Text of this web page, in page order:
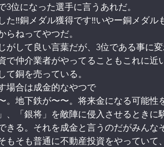
3位になった選手に言うあれだ。
た‼︎銅メダル獲得です‼︎いやー銅メダル
らねってやつだ。
がして良い言葉だが、3位である事に変
で仲介業者がやってることもこれに近
て銅を売っている。
場合は成金的なやつで
。地下鉄が〜〜。将来金になる可能性
、「銀将」を敵陣に侵入させるとき
きる。それを成金と言うのだがみんな
もそも普通に不動産投資をやっていて